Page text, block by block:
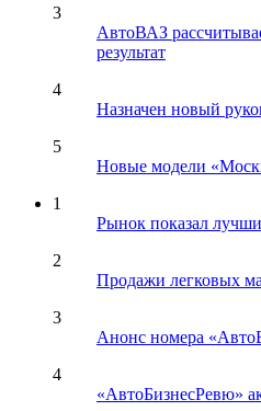
3
АвтоВАЗ
результат
4
Назначен новый
5
Новые модели
1
Рынок показал
2
Продажи легковых
3
Анонс номера
4
«АвтоБизнесРевю»